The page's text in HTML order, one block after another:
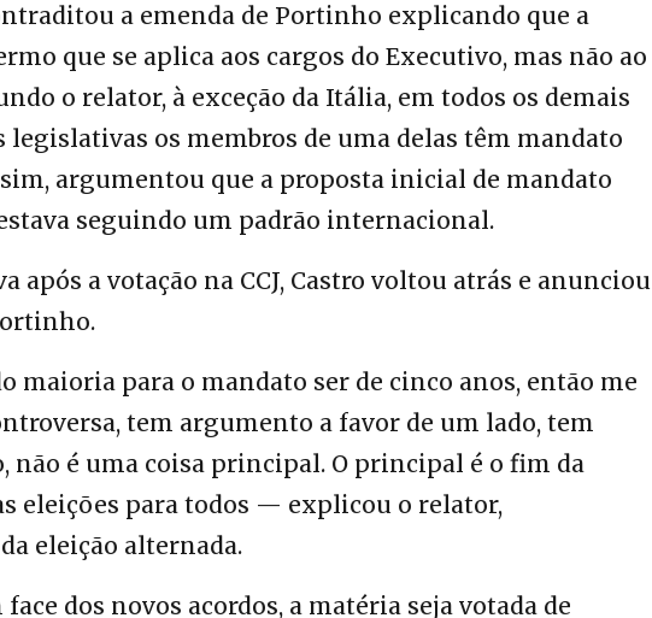
a emenda de Portinho explicando que a
que se aplica aos cargos do Executivo, mas não ao
o relator, à exceção da Itália, em todos os demais
legislativas os membros de uma delas têm mandato
argumentou que a proposta inicial de mandato
seguindo um padrão internacional.
após a votação na CCJ, Castro voltou atrás e anunciou
maioria para o mandato ser de cinco anos, então me
tem argumento a favor de um lado, tem
não é uma coisa principal. O principal é o fim da
eleições para todos — explicou o relator,
eleição alternada.
dos novos acordos, a matéria seja votada de